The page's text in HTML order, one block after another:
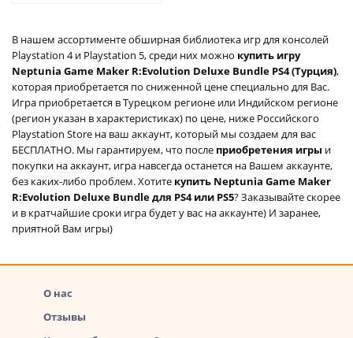
В нашем ассортименте обширная библиотека игр для консолей
Playstation 4 и Playstation 5, среди них можно купить игру
Neptunia Game Maker R:Evolution Deluxe Bundle PS4 (Турция),
которая приобретается по сниженной цене специально для Вас.
Игра приобретается в Турецком регионе или Индийском регионе
(регион указан в характеристиках) по цене, ниже Российского
Playstation Store на ваш аккаунт, который мы создаем для вас
БЕСПЛАТНО. Мы гарантируем, что после приобретения игры и
покупки на аккаунт, игра навсегда останется на Вашем аккаунте,
без каких-либо проблем. Хотите купить Neptunia Game Maker
R:Evolution Deluxe Bundle для PS4 или PS5? Заказывайте скорее
и в кратчайшие сроки игра будет у вас на аккаунте) И заранее,
приятной Вам игры)
О нас
Отзывы